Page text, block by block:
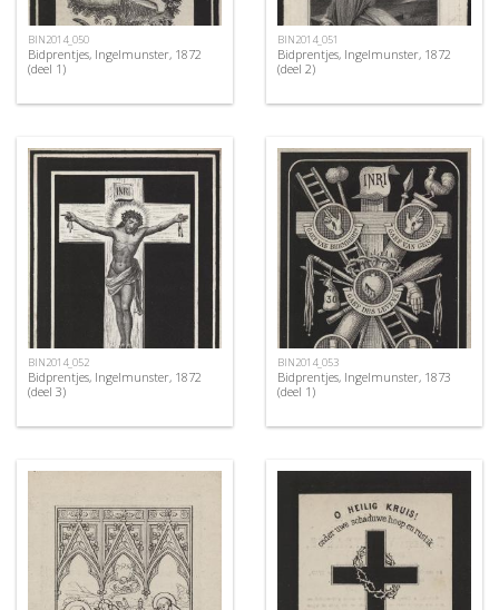
BIN2014_050
Bidprentjes, Ingelmunster, 1872
(deel 1)
BIN2014_051
Bidprentjes, Ingelmunster, 1872
(deel 2)
BIN2014_052
Bidprentjes, Ingelmunster, 1872
(deel 3)
BIN2014_053
Bidprentjes, Ingelmunster, 1873
(deel 1)